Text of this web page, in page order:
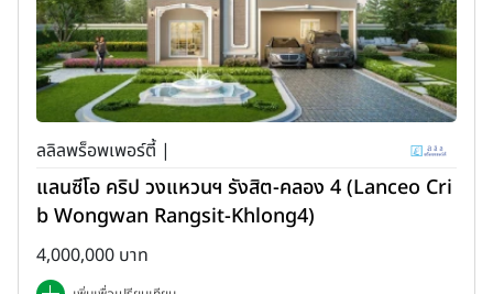
ลลิลพร็อพเพอร์ตี้ |
แลนซีโอ คริป วงแหวนฯ รังสิต-คลอง 4 (Lanceo Cri
b Wongwan Rangsit-Khlong4)
4,000,000 บาท